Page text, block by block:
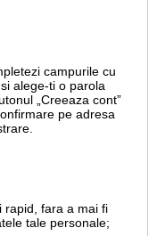
campurile cu
alege-ti o parola
„Creeaza cont”
pe adresa
rapid, fara a mai fi
tale personale;